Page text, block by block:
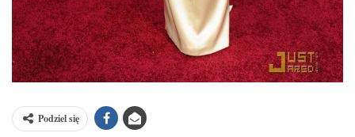
Podziel się